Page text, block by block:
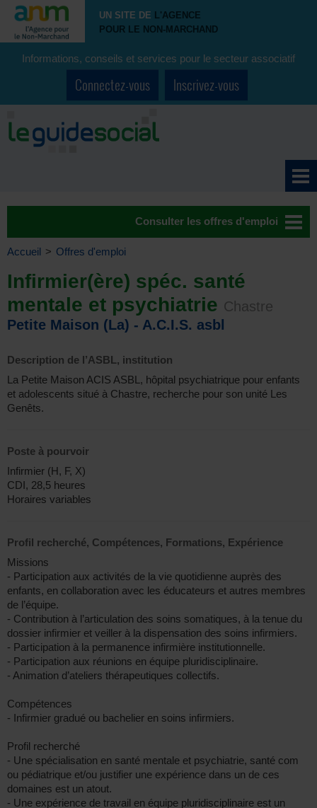
UN SITE DE L'AGENCE
POUR LE NON-MARCHAND
Informations, conseils et services pour le secteur associatif
Connectez-vous Inscrivez-vous
Consulter les offres d'emploi
Accueil > Offres d'emploi
Infirmier(ère) spéc. santé
mentale et psychiatrie Chastre
Petite Maison (La) - A.C.I.S. asbl
Description de l’ASBL, institution
La Petite Maison ACIS ASBL, hôpital psychiatrique pour enfants
et adolescents situé à Chastre, recherche pour son unité Les
Genêts.
Poste à pourvoir
Infirmier (H, F, X)
CDI, 28,5 heures
Horaires variables
Profil recherché, Compétences, Formations, Expérience
Missions
- Participation aux activités de la vie quotidienne auprès des
enfants, en collaboration avec les éducateurs et autres membres
de l’équipe.
- Contribution à l’articulation des soins somatiques, à la tenue du
dossier infirmier et veiller à la dispensation des soins infirmiers.
- Participation à la permanence infirmière institutionnelle.
- Participation aux réunions en équipe pluridisciplinaire.
- Animation d’ateliers thérapeutiques collectifs.
Compétences
- Infirmier gradué ou bachelier en soins infirmiers.
Profil recherché
- Une spécialisation en santé mentale et psychiatrie, santé com
ou pédiatrique et/ou justifier une expérience dans un de ces
domaines est un atout.
- Une expérience de travail en équipe pluridisciplinaire est un